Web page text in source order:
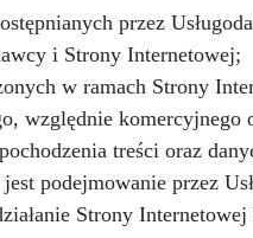
przez
i Strony Internetowej;
w ramach Strony
względnie komercyjnego
treści oraz
podejmowanie przez
Strony